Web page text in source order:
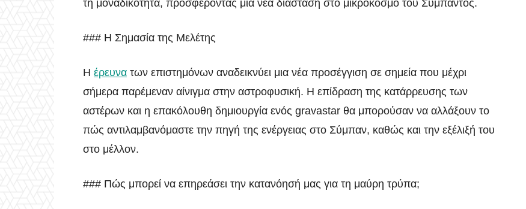
τη μοναδικότητα, προσφέροντας μια νέα διάσταση στο μικρόκοσμο του Σύμπαντος.
### Η Σημασία της Μελέτης
Η έρευνα των επιστημόνων αναδεικνύει μια νέα προσέγγιση σε σημεία που μέχρι
σήμερα παρέμεναν αίνιγμα στην αστροφυσική. Η επίδραση της κατάρρευσης των
αστέρων και η επακόλουθη δημιουργία ενός gravastar θα μπορούσαν να αλλάξουν το
πώς αντιλαμβανόμαστε την πηγή της ενέργειας στο Σύμπαν, καθώς και την εξέλιξή του
στο μέλλον.
### Πώς μπορεί να επηρεάσει την κατανόησή μας για τη μαύρη τρύπα;